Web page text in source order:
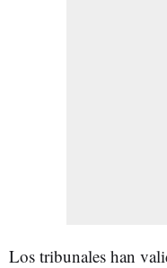
Los tribunales han